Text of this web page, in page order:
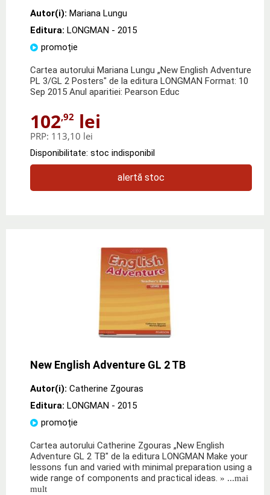
Autor(i): Mariana Lungu
Editura: LONGMAN - 2015
promoție
Cartea autorului Mariana Lungu „New English Adventure
PL 3/GL 2 Posters" de la editura LONGMAN Format: 10
Sep 2015 Anul aparitiei: Pearson Educ
102,92 lei
PRP: 113,10 lei
Disponibilitate: stoc indisponibil
alertă stoc
New English Adventure GL 2 TB
Autor(i): Catherine Zgouras
Editura: LONGMAN - 2015
promoție
Cartea autorului Catherine Zgouras „New English
Adventure GL 2 TB" de la editura LONGMAN Make your
lessons fun and varied with minimal preparation using a
wide range of components and practical ideas. » ...mai
mult